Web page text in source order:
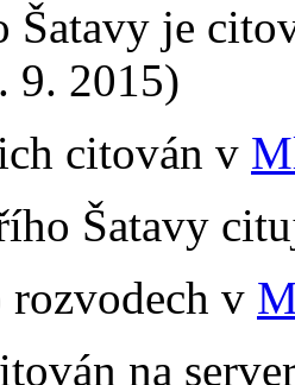
Šatavy je
9. 2015)
citován v
Šatavy
rozvodech v
na